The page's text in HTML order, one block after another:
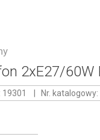
2xE27/60W
19301 | Nr. katalogowy: